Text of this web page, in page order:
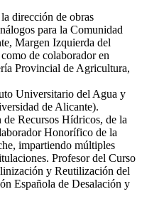
dirección de obras
para la Comunidad
Margen Izquierda del
de colaborador en
Provincial de Agricultura,
Universitario del Agua y
de Alicante).
Recursos Hídricos, de la
Honorífico de la
impartiendo múltiples
Profesor del Curso
y Reutilización del
Española de Desalación y